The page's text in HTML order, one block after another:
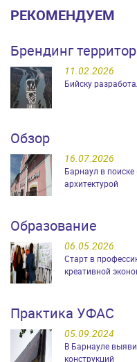
РЕКОМЕНДУЕМ
Брендинг
11.02.2026
Бийску
Обзор
16.07.2026
Барнаул в
архитектурой
Образование
06.05.2026
Старт в
креативной
Практика УФАС
05.09.2024
В Барнауле
конструкций